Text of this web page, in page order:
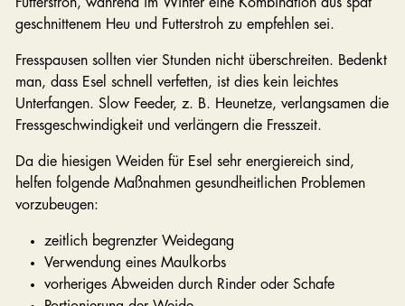
geschnittenem Heu und Futterstroh zu empfehlen sei.
Fresspausen sollten vier Stunden nicht überschreiten. Bedenkt
man, dass Esel schnell verfetten, ist dies kein leichtes
Unterfangen. Slow Feeder, z. B. Heunetze, verlangsamen die
Fressgeschwindigkeit und verlängern die Fresszeit.
Da die hiesigen Weiden für Esel sehr energiereich sind,
helfen folgende Maßnahmen gesundheitlichen Problemen
vorzubeugen:
zeitlich begrenzter Weidegang
Verwendung eines Maulkorbs
vorheriges Abweiden durch Rinder oder Schafe